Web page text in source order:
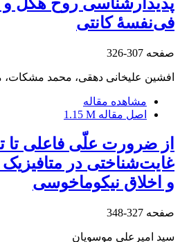
فی‌نفسۀ کانتی
صفحه 307-326
افشین علیخانی دهقی، محمد مشکات،
مشاهده مقاله
اصل مقاله 1.15 M
از ضرورت علّی فاعلی تا
غایت‌شناختی در متافیزیک
و اخلاق نیکوماخوسی
صفحه 327-348
سید امیرعلی موسویان